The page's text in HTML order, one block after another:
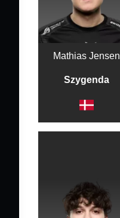
Mathias Jensen
Szygenda